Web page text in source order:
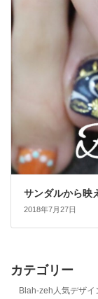
サンダルから映
2018年7月27日
カテゴリー
Blah-zeh人気デザイ